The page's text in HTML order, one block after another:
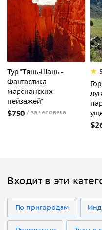
Тур "Тянь-Шань -
Фантастика
марсианских
пейзажей"
$750 за человека
Входит в эти
По пригородам